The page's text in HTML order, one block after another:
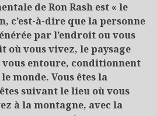
de Ron Rash est « le
c’est-à-dire que la personne
par l’endroit ou vous
où vous vivez, le paysage
entoure, conditionnent
monde. Vous êtes la
suivant le lieu où vous
à la montagne, avec la